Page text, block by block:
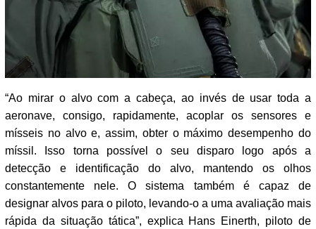
“Ao mirar o alvo com a cabeça, ao invés de usar toda a
aeronave, consigo, rapidamente, acoplar os sensores e
mísseis no alvo e, assim, obter o máximo desempenho do
míssil. Isso torna possível o seu disparo logo após a
detecção e identificação do alvo, mantendo os olhos
constantemente nele. O sistema também é capaz de
designar alvos para o piloto, levando-o a uma avaliação mais
rápida da situação tática”, explica Hans Einerth, piloto de